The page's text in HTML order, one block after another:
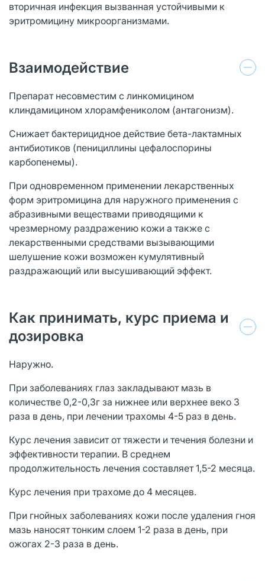
вторичная инфекция вызванная устойчивыми к
эритромицину микроорганизмами.
Взаимодействие
Препарат несовместим с линкомицином
клиндамицином хлорамфениколом (антагонизм).
Снижает бактерицидное действие бета-лактамных
антибиотиков (пенициллины цефалоспорины
карбопенемы).
При одновременном применении лекарственных
форм эритромицина для наружного применения с
абразивными веществами приводящими к
чрезмерному раздражению кожи а также с
лекарственными средствами вызывающими
шелушение кожи возможен кумулятивный
раздражающий или высушивающий эффект.
Как принимать, курс приема и
дозировка
Наружно.
При заболеваниях глаз закладывают мазь в
количестве 0,2-0,3г за нижнее или верхнее веко 3
раза в день, при лечении трахомы 4-5 раз в день.
Курс лечения зависит от тяжести и течения болезни и
эффективности терапии. В среднем
продолжительность лечения составляет 1,5-2 месяца.
Курс лечения при трахоме до 4 месяцев.
При гнойных заболеваниях кожи после удаления гноя
мазь наносят тонким слоем 1-2 раза в день, при
ожогах 2-3 раза в день.